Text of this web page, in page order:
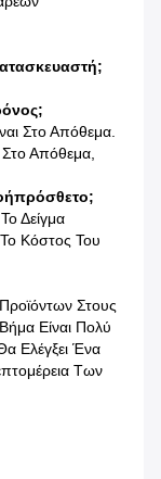
Στο Απόθεμα.
Απόθεμα,
Δείγμα
Κόστος Του
Στους
Είναι Πολύ
Ελέγξει Ένα
Των